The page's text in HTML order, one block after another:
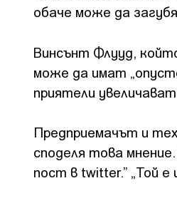
обаче може да
Винсънт Флууд,
може да имат
приятели
Предприемачът и
споделя това
пост в twitter.” „Той